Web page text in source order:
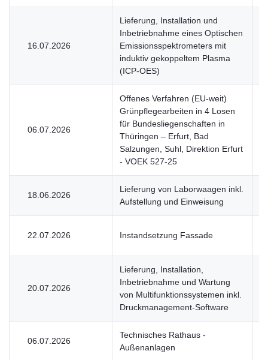
16.07.2026
Lieferung, Installation und
Inbetriebnahme eines Optischen
Emissionsspektrometers mit
induktiv gekoppeltem Plasma
(ICP-OES)
06.07.2026
Offenes Verfahren (EU-weit)
Grünpflegearbeiten in 4 Losen
für Bundesliegenschaften in
Thüringen – Erfurt, Bad
Salzungen, Suhl, Direktion Erfurt
- VOEK 527-25
18.06.2026
Lieferung von Laborwaagen inkl.
Aufstellung und Einweisung
22.07.2026 Instandsetzung Fassade
20.07.2026
Lieferung, Installation,
Inbetriebnahme und Wartung
von Multifunktionssystemen inkl.
Druckmanagement-Software
06.07.2026
Technisches Rathaus -
Außenanlagen